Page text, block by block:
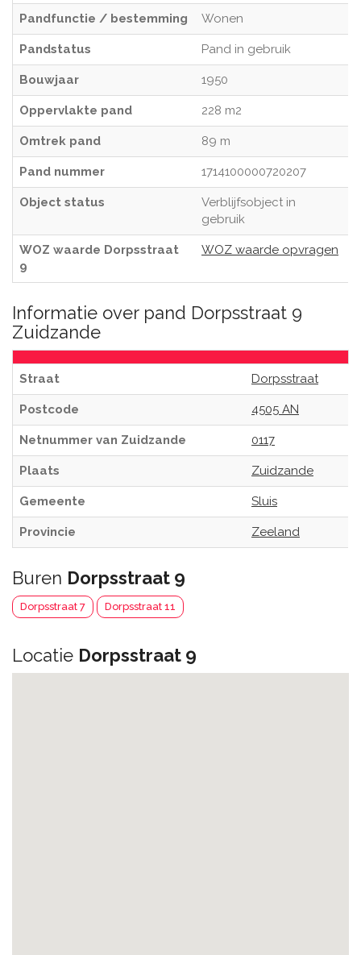
Pandfunctie / bestemming Wonen
Pandstatus Pand in gebruik
Bouwjaar 1950
Oppervlakte pand 228 m2
Omtrek pand 89 m
Pand nummer 1714100000720207
Object status
Verblijfsobject in
gebruik
WOZ waarde Dorpsstraat
9
WOZ waarde opvragen
Informatie over pand Dorpsstraat 9
Zuidzande
Straat Dorpsstraat
Postcode 4505 AN
Netnummer van Zuidzande 0117
Plaats Zuidzande
Gemeente Sluis
Provincie Zeeland
Buren Dorpsstraat 9
Dorpsstraat 7 Dorpsstraat 11
Locatie Dorpsstraat 9